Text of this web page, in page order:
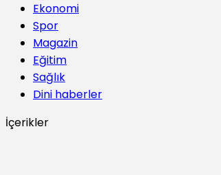
Ekonomi
Spor
Magazin
Eğitim
Sağlık
Dini haberler
İçerikler